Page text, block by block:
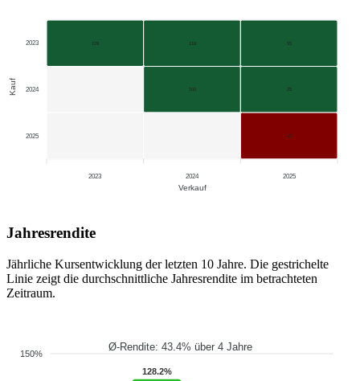
2023
2024
2025
Kauf
128 118 55
100 25
-27
2023 2024 2025
Verkauf
Jahresrendite
Jährliche Kursentwicklung der letzten 10 Jahre. Die gestrichelte
Linie zeigt die durchschnittliche Jahresrendite im betrachteten
Zeitraum.
Ø-Rendite: 43.4% über 4 Jahre
150%
128.2%